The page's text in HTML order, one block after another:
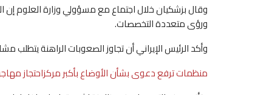
وقال بزشكيان خلال اجتماع مع مسؤولي وزارة العلوم إن
ورؤى متعددة التخصصات.
وأكد الرئيس الإيراني أن تجاوز الصعوبات الراهنة
منظمات ترفع دعوى بشأن الأوضاع بأكبر مركزاحتجاز